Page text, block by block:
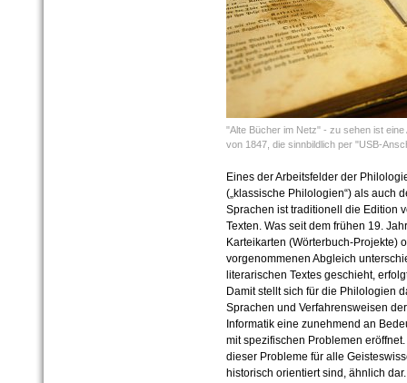
"Alte Bücher im Netz" - zu sehen ist
von 1847, die sinnbildlich per "USB-
Eines der Arbeitsfelder der
(„klassische Philologien“) als auch
Sprachen ist traditionell die Edition
Texten. Was seit dem frühen 19.
Karteikarten (Wörterbuch-Projekte)
vorgenommenen Abgleich
literarischen Textes geschieht,
Damit stellt sich für die Philologien
Sprachen und Verfahrensweisen
Informatik eine zunehmend an
mit spezifischen Problemen
dieser Probleme für alle
historisch orientiert sind, ähnlich dar.